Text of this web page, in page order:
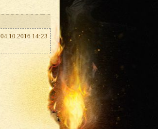
04.10.2016 14:23